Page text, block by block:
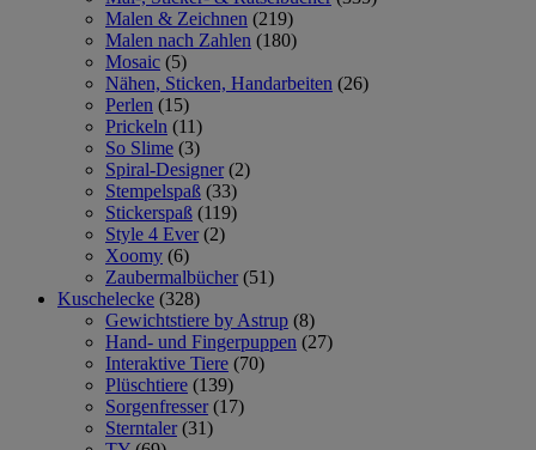
Malen & Zeichnen (219)
Malen nach Zahlen (180)
Mosaic (5)
Nähen, Sticken, Handarbeiten (26)
Perlen (15)
Prickeln (11)
So Slime (3)
Spiral-Designer (2)
Stempelspaß (33)
Stickerspaß (119)
Style 4 Ever (2)
Xoomy (6)
Zaubermalbücher (51)
Kuschelecke (328)
Gewichtstiere by Astrup (8)
Hand- und Fingerpuppen (27)
Interaktive Tiere (70)
Plüschtiere (139)
Sorgenfresser (17)
Sterntaler (31)